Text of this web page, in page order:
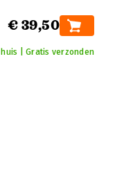
€ 39,50
| Gratis verzonden